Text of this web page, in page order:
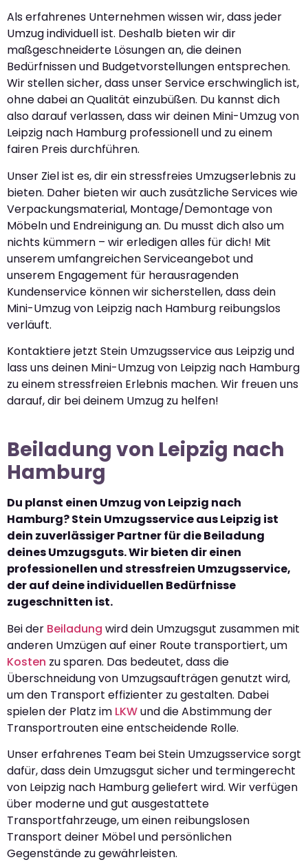
Als erfahrenes Unternehmen wissen wir, dass jeder
Umzug individuell ist. Deshalb bieten wir dir
maßgeschneiderte Lösungen an, die deinen
Bedürfnissen und Budgetvorstellungen entsprechen.
Wir stellen sicher, dass unser Service erschwinglich ist,
ohne dabei an Qualität einzubüßen. Du kannst dich
also darauf verlassen, dass wir deinen Mini-Umzug von
Leipzig nach Hamburg professionell und zu einem
fairen Preis durchführen.
Unser Ziel ist es, dir ein stressfreies Umzugserlebnis zu
bieten. Daher bieten wir auch zusätzliche Services wie
Verpackungsmaterial, Montage/Demontage von
Möbeln und Endreinigung an. Du musst dich also um
nichts kümmern – wir erledigen alles für dich! Mit
unserem umfangreichen Serviceangebot und
unserem Engagement für herausragenden
Kundenservice können wir sicherstellen, dass dein
Mini-Umzug von Leipzig nach Hamburg reibungslos
verläuft.
Kontaktiere jetzt Stein Umzugsservice aus Leipzig und
lass uns deinen Mini-Umzug von Leipzig nach Hamburg
zu einem stressfreien Erlebnis machen. Wir freuen uns
darauf, dir bei deinem Umzug zu helfen!
Beiladung von Leipzig nach
Hamburg
Du planst einen Umzug von Leipzig nach
Hamburg? Stein Umzugsservice aus Leipzig ist
dein zuverlässiger Partner für die Beiladung
deines Umzugsguts. Wir bieten dir einen
professionellen und stressfreien Umzugsservice,
der auf deine individuellen Bedürfnisse
zugeschnitten ist.
Bei der Beiladung wird dein Umzugsgut zusammen mit
anderen Umzügen auf einer Route transportiert, um
Kosten zu sparen. Das bedeutet, dass die
Überschneidung von Umzugsaufträgen genutzt wird,
um den Transport effizienter zu gestalten. Dabei
spielen der Platz im LKWund die Abstimmung der
Transportrouten eine entscheidende Rolle.
Unser erfahrenes Team bei Stein Umzugsservice sorgt
dafür, dass dein Umzugsgut sicher und termingerecht
von Leipzig nach Hamburg geliefert wird. Wir verfügen
über moderne und gut ausgestattete
Transportfahrzeuge, um einen reibungslosen
Transport deiner Möbel und persönlichen
Gegenstände zu gewährleisten.